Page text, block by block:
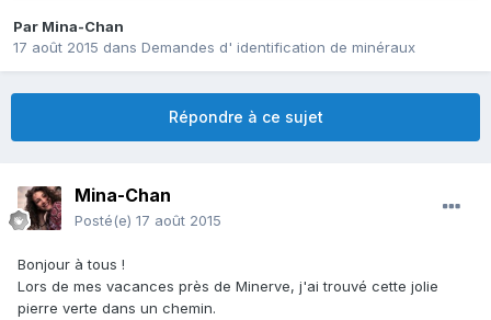
Par Mina-Chan
17 août 2015 dans Demandes d' identification de minéraux
Répondre à ce sujet
Mina-Chan
Posté(e) 17 août 2015
Bonjour à tous !
Lors de mes vacances près de Minerve, j'ai trouvé cette jolie
pierre verte dans un chemin.